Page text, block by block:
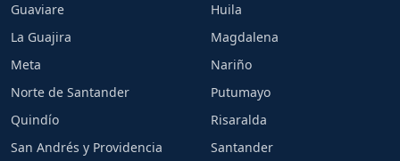
Guaviare
Huila
La Guajira
Magdalena
Meta
Nariño
Norte de Santander
Putumayo
Quindío
Risaralda
San Andrés y Providencia
Santander